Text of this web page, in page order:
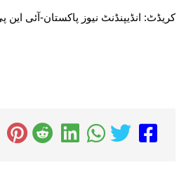
کریڈٹ: انڈیپنڈنٹ نیوز پاکستان-آئی این